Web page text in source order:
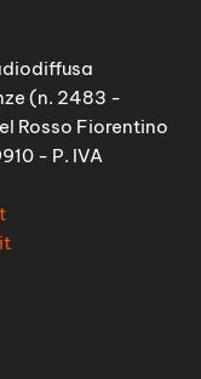
(n. 2483 -
Rosso Fiorentino
- P. IVA